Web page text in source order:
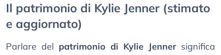
Il patrimonio di Kylie Jenner (stimato
e aggiornato)
Parlare del patrimonio di Kylie Jenner significa